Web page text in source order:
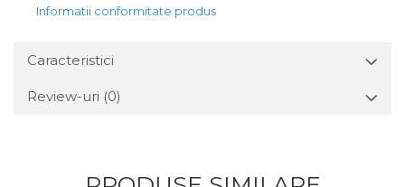
Informatii conformitate produs
Caracteristici
Review-uri (0)